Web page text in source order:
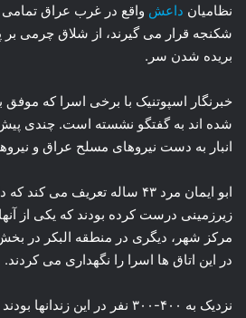
نظامیان داعش واقع در غرب عراق
شکنجه قرار می گیرند، از شلاق چرمی بر
بریده شدن سر.
خبرنگار اسپوتنیک با برخی اسرا که
شده اند به گفتگو نشسته است. چندی
انبار به دست نیروهای مسلح عراق و
ابو ایمان مرد ۴۳ ساله تعریف می
زیرزمینی درست کرده بودند که یکی از
مرکز شهر، دیگری در منطقه البکر در
در این اتاق ها اسرا را نگهداری می کردند.
نزدیک به ۴۰۰-۳۰۰ نفر در این